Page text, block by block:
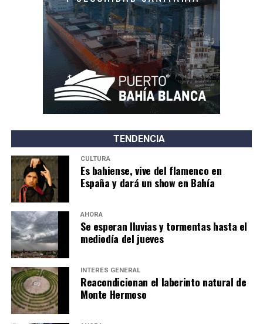
TENDENCIA
CULTURA
Es bahiense, vive del flamenco en
España y dará un show en Bahía
AHORA
Se esperan lluvias y tormentas hasta el
mediodía del jueves
INTERÉS GENERAL
Reacondicionan el laberinto natural de
Monte Hermoso